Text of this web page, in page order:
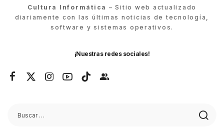
Cultura Informática – Sitio web actualizado
diariamente con las últimas noticias de tecnología,
software y sistemas operativos.
¡Nuestras redes sociales!